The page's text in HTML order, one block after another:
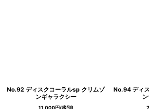
No.92 ディスクコーラルsp クリムゾ
ンギャラクシー
11,000円(税別)
No.94 ディ